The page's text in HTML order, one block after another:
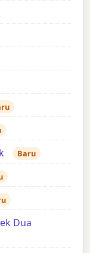
Baru
Dua